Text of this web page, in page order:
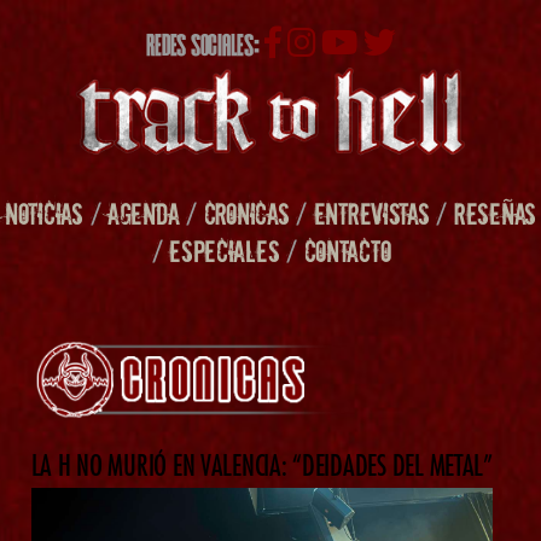
REDES SOCIALES:
NOTICIAS /AGENDA/ CRONICAS/ENTREVISTAS/RESEÑAS
/ESPECIALES/ CONTACTO
LA H NO MURIÓ EN VALENCIA: “DEIDADES DEL METAL”